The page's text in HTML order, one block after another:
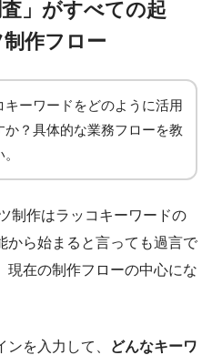
査」がすべての起
作フロー
キーワードをどのように活用
か？具体的な業務フローを教
制作はラッコキーワードの
から始まると言っても過言で
現在の制作フローの中心にな
を入力して、
どんなキーワ